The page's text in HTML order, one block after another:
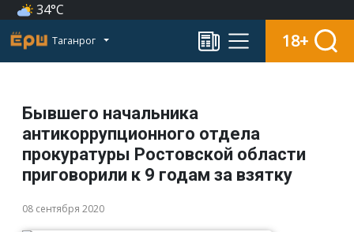
34°C
Таганрог 18+
Бывшего начальника
антикоррупционного отдела
прокуратуры Ростовской области
приговорили к 9 годам за взятку
08 сентября 2020